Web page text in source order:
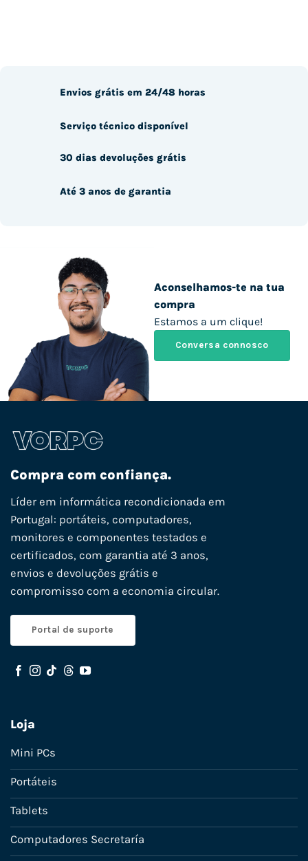
Aconselhamos-te na tua
compra
Estamos a um clique!
Conversa connosco
Envios grátis em 24/48 horas
Serviço técnico disponível
30 dias devoluções grátis
Até 3 anos de garantia
Compra com confiança.
Líder em informática recondicionada em
Portugal: portáteis, computadores,
monitores e componentes testados e
certificados, com garantia até 3 anos,
envios e devoluções grátis e
compromisso com a economia circular.
Portal de suporte
Loja
Mini PCs
Portáteis
Tablets
Computadores Secretaría